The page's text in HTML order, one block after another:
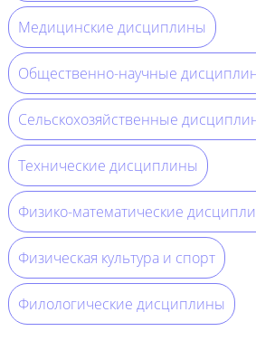
Медицинские дисциплины
Общественно-научные
Сельскохозяйственные
Технические дисциплины
Физико-математические
Физическая культура и спорт
Филологические дисциплины